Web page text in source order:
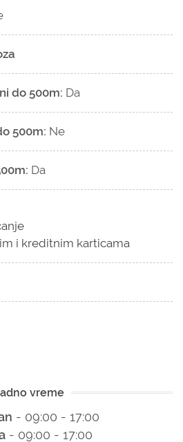
vreme
- 09:00 - 17:00
- 09:00 - 17:00
do 500m: Da
500m: Ne
Da
i kreditnim karticama